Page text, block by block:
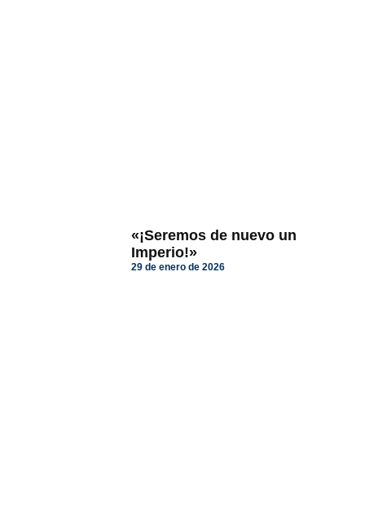
«¡Seremos de nuevo un
Imperio!»
29 de enero de 2026